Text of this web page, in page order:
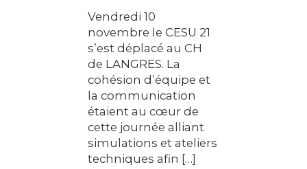
Vendredi 10
novembre le CESU 21
s’est déplacé au CH
de LANGRES. La
cohésion d’équipe et
la communication
étaient au cœur de
cette journée alliant
simulations et ateliers
techniques afin […]